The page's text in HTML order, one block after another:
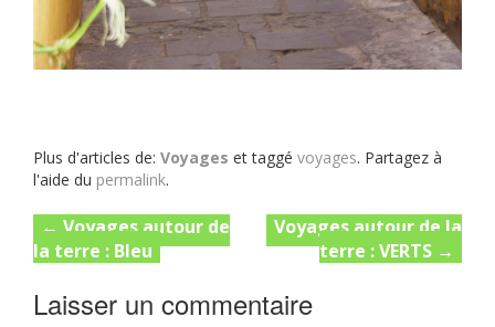
Plus d'articles de: Voyages et taggé voyages. Partagez à
l'aide du permalink.
Post
navigation
← Voyages autour de
la terre : Bleu
Voyages autour de la
terre : VERTS →
Laisser un commentaire